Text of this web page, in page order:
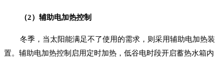
（2）辅助电加热控制
冬季，当太阳能满足不了使用的需求，则采用辅助电加热装
置。辅助电加热控制启用定时加热，低谷电时段开启蓄热水箱内